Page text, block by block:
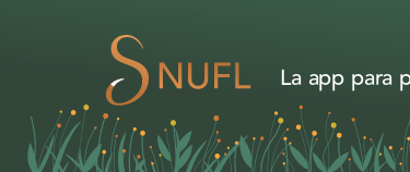
La app para